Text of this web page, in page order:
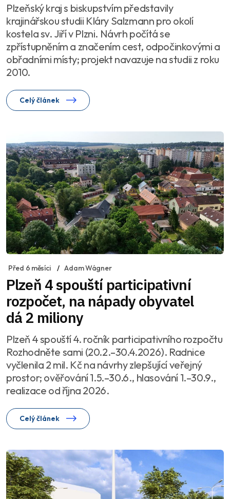
Plzeňský kraj s biskupstvím představily
krajinářskou studii Kláry Salzmann pro okolí
kostela sv. Jiří v Plzni. Návrh počítá se
zpřístupněním a značením cest, odpočinkovými a
obřadními místy; projekt navazuje na studii z roku
2010.
Celý článek
Před 6 měsíci Adam Wágner
Plzeň 4 spouští participativní
rozpočet, na nápady obyvatel
dá 2 miliony
Plzeň 4 spouští 4. ročník participativního rozpočtu
Rozhodněte sami (20.2.–30.4.2026). Radnice
vyčlenila 2 mil. Kč na návrhy zlepšující veřejný
prostor; ověřování 1.5.–30.6., hlasování 1.–30.9.,
realizace od října 2026.
Celý článek